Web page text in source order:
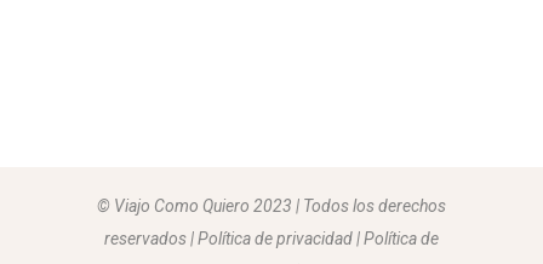
© Viajo Como Quiero 2023 | Todos los derechos
reservados | Política de privacidad | Política de